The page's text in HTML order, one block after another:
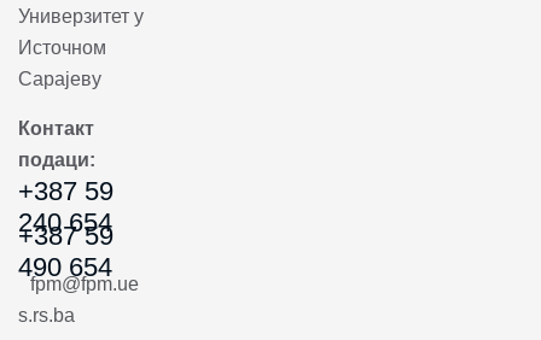
Универзитет у
Источном
Сарајеву
Контакт
подаци:
+387 59
240 654
+387 59
490 654
fpm@fpm.ue
s.rs.ba